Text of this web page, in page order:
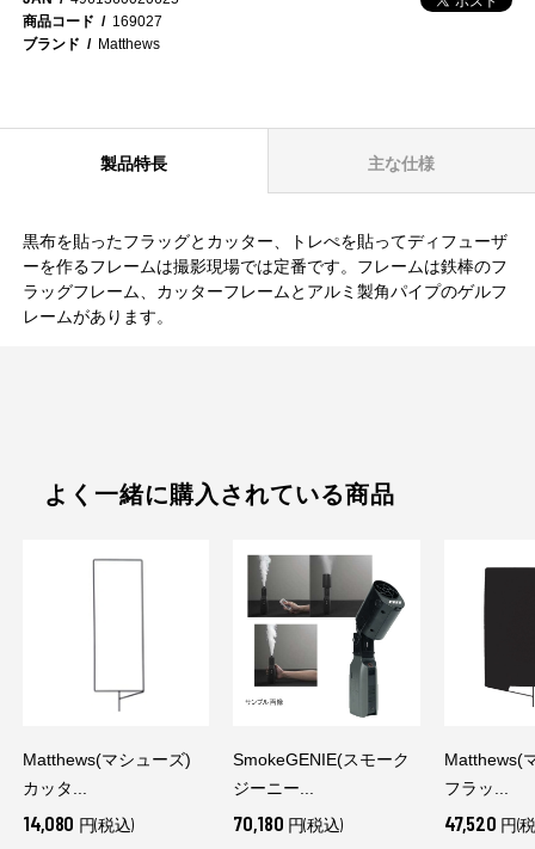
商品コード
169027
ブランド
Matthews
製品特長 主な仕様
黒布を貼ったフラッグとカッター、トレぺを貼ってディフューザ
ーを作るフレームは撮影現場では定番です。フレームは鉄棒のフ
ラッグフレーム、カッターフレームとアルミ製角パイプのゲルフ
レームがあります。
よく一緒に購入されている商品
Matthews(マシューズ)
カッタ...
14,080 円(税込)
SmokeGENIE(スモーク
ジーニー...
70,180 円(税込)
Matthews(
フラッ...
47,520 円(